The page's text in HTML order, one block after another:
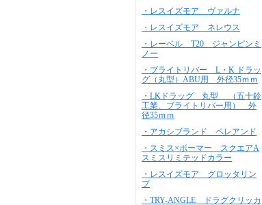
・レスイズモア ヴァルナ
・レスイズモア ネレウス
・レーベル T20 ジャンピンミ
ノー
・ブライトリバー L・K ドラッ
グ（丸型）ABU用 外径35ｍｍ
・LKドラッグ 丸型 （五十鈴
工業、ブライトリバー用） 外
径35ｍｍ
・アカシブランド ペレアンド
・スミス×ボーマー スクエアA
スミスリミテッドカラー
・レスイズモア グロッタリン
プ
・TRY-ANGLE ドラグクリッカ